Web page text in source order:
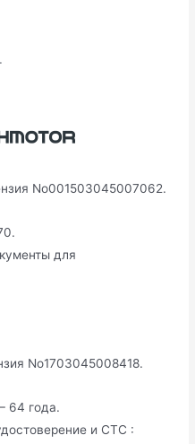
No001503045007062.
для
No1703045008418.
64 года.
и СТС :